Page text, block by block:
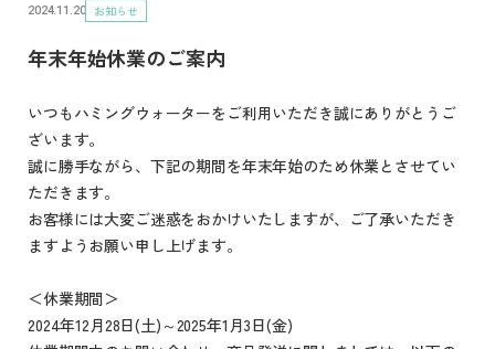
年末年始休業のご案内
2024.11.20 お知らせ
いつもハミングウォーターをご利用いただき誠にありがとうご
ざいます。
誠に勝手ながら、下記の期間を年末年始のため休業とさせてい
ただきます。
お客様には大変ご迷惑をおかけいたしますが、ご了承いただき
ますようお願い申し上げます。
＜休業期間＞
2024年12月28日(土)～2025年1月3日(金)